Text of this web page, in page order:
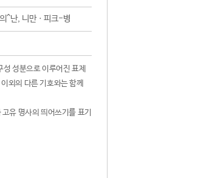
^난, 니만ㆍ피크-병
성분으로 이루어진 표제
외의 다른 기호와는 함께
유 명사의 띄어쓰기를 표기